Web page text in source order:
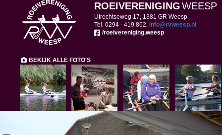
ROEIVERENIGINGWEESP
Utrechtseweg 17, 1381 GR Weesp
Tel. 0294 - 419 862, ofni@rvweesp.nl
/roeivereniging.weesp
BEKIJK ALLE FOTO'S